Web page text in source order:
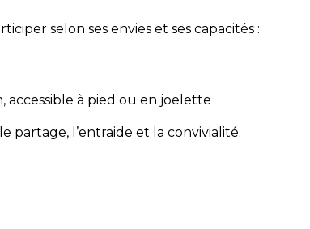
selon ses envies et ses capacités :
accessible à pied ou en joëlette
partage, l’entraide et la convivialité.